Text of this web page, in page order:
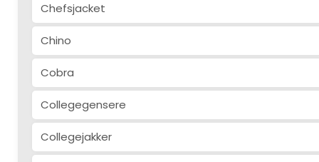
Chefsjacket
Chino
Cobra
Collegegensere
Collegejakker